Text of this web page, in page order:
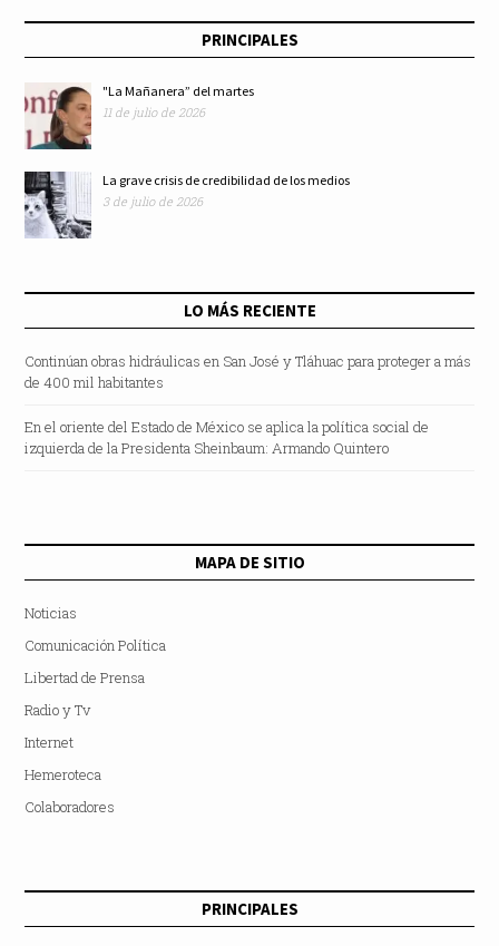
PRINCIPALES
"La Mañanera” del martes
11 de julio de 2026
La grave crisis de credibilidad de los medios
3 de julio de 2026
LO MÁS RECIENTE
Continúan obras hidráulicas en San José y Tláhuac para proteger a más
de 400 mil habitantes
En el oriente del Estado de México se aplica la política social de
izquierda de la Presidenta Sheinbaum: Armando Quintero
MAPA DE SITIO
Noticias
Comunicación Política
Libertad de Prensa
Radio y Tv
Internet
Hemeroteca
Colaboradores
PRINCIPALES